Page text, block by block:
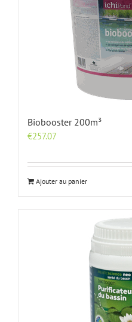
Biobooster 200m³
€257.07
Ajouter au panier